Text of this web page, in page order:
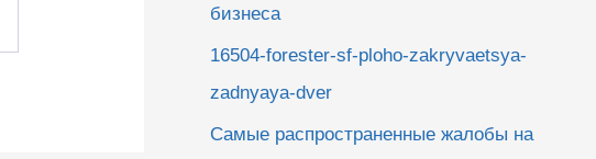
бизнеса
16504-forester-sf-ploho-zakryvaetsya-
zadnyaya-dver
Самые распространенные жалобы на